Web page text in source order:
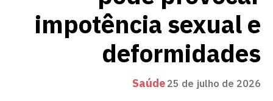
impotência sexual e
deformidades
Saúde25 de julho de 2026